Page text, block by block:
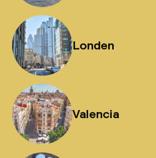
Londen
Valencia